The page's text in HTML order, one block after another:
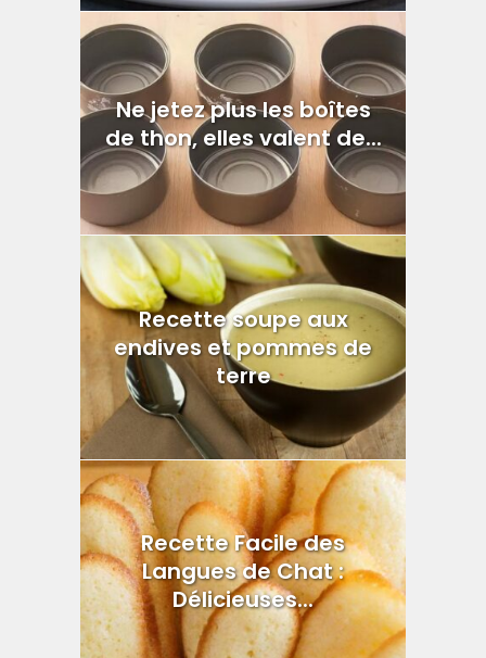
Ne jetez plus les boîtes
de thon, elles valent de...
Recette soupe aux
endives et pommes de
terre
Recette Facile des
Langues de Chat :
Délicieuses...